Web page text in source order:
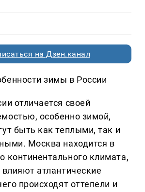
на Дзен.канал
зимы в России
отличается своей
особенно зимой,
быть как теплыми, так и
Москва находится в
континентального климата,
влияют атлантические
происходят оттепели и